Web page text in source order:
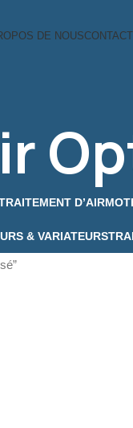
DE NOUS
D’AIR
& VARIATEURS